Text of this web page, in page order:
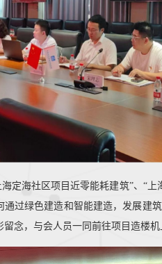
定海社区项目近零能耗建筑”、“上
过绿色建造和智能建造，发展建
念，与会人员一同前往项目造楼机